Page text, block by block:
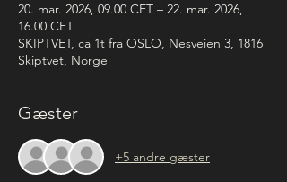
20. mar. 2026, 09.00 CET – 22. mar. 2026,
16.00 CET
SKIPTVET, ca 1t fra OSLO, Nesveien 3, 1816
Skiptvet, Norge
Gæster
+5 andre gæster